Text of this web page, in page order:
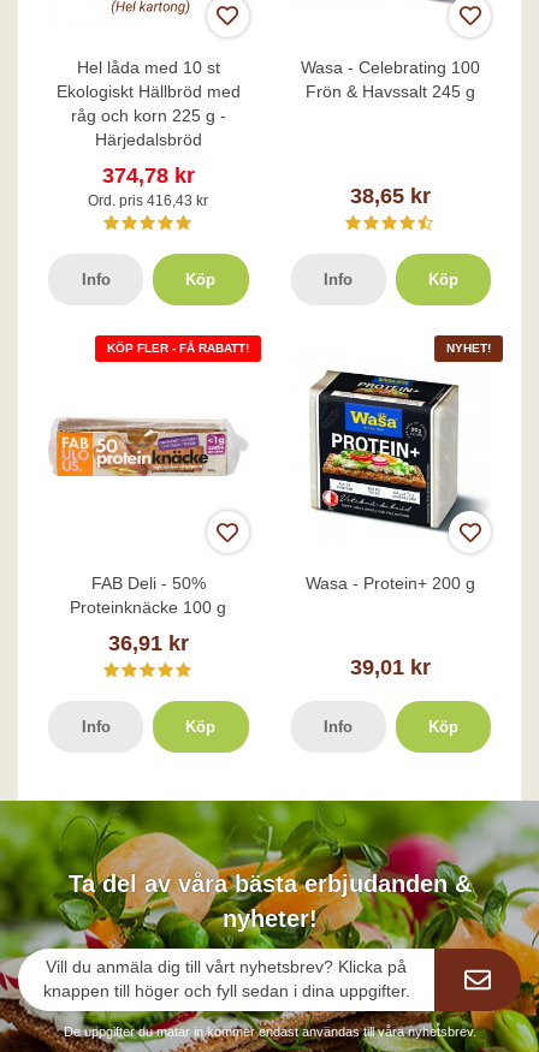
Hel låda med 10 st
Ekologiskt Hällbröd med
råg och korn 225 g -
Härjedalsbröd
374,78 kr
Ord. pris 416,43 kr
Info Köp
Wasa - Celebrating 100
Frön & Havssalt 245 g
38,65 kr
Info Köp
KÖP FLER - FÅ RABATT!
FAB Deli - 50%
Proteinknäcke 100 g
36,91 kr
Info Köp
NYHET!
Wasa - Protein+ 200 g
39,01 kr
Info Köp
Ta del av våra bästa erbjudanden &
nyheter!
Vill du anmäla dig till vårt nyhetsbrev? Klicka på
knappen till höger och fyll sedan i dina uppgifter.
De uppgifter du matar in kommer endast användas till våra nyhetsbrev.